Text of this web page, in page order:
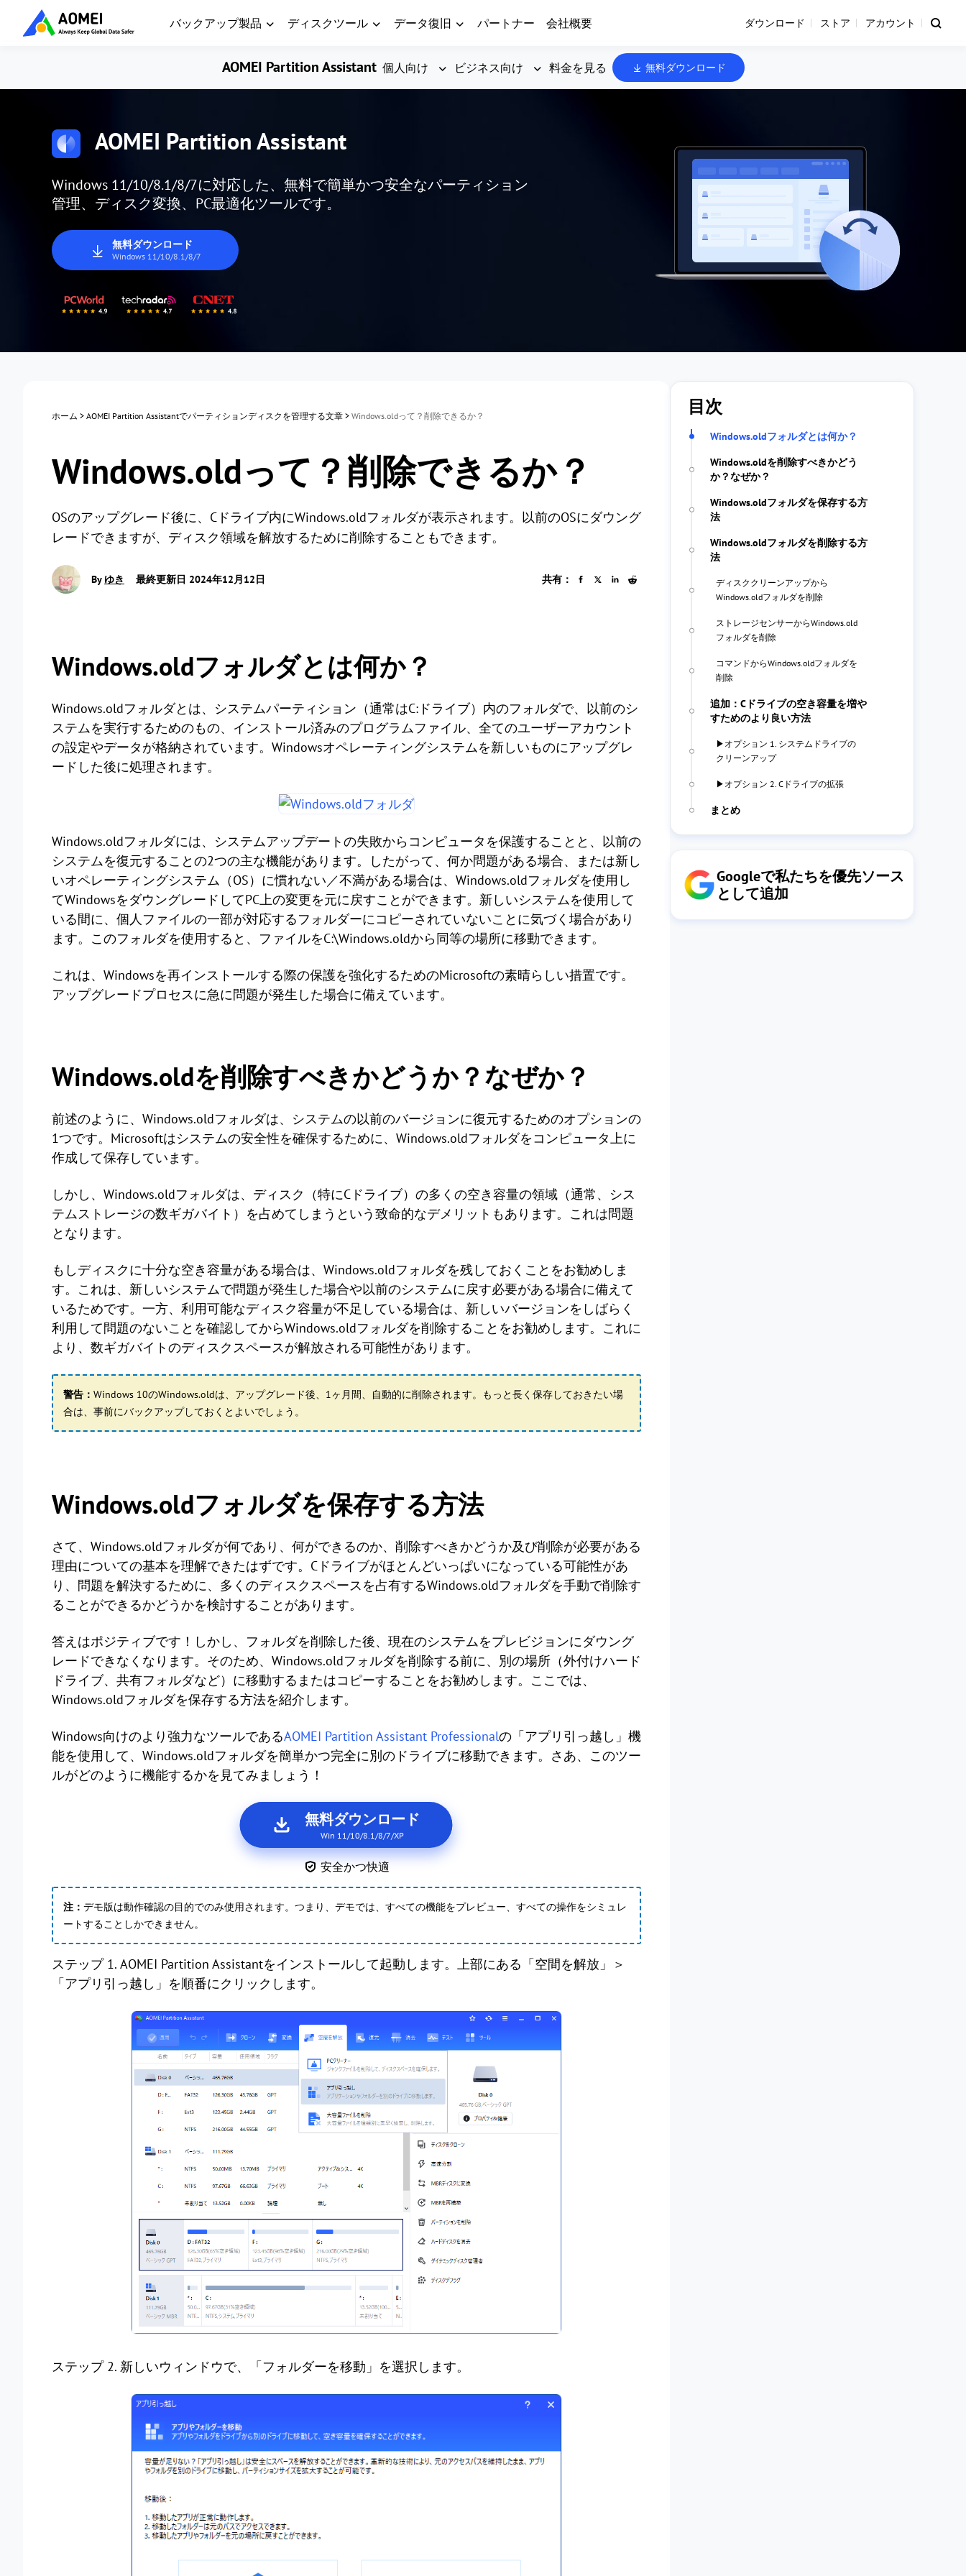
バックアップ製品 ディスクツール データ復旧 パートナー 会社概要 ダウンロード ストア アカウント
AOMEI Partition Assistant 個人向け ビジネス向け 料金を見る 無料ダウンロード
AOMEI Partition Assistant
Windows 11/10/8.1/8/7に対応した、無料で簡単かつ安全なパーティション
管理、ディスク変換、PC最適化ツールです。
無料ダウンロード
Windows 11/10/8.1/8/7
ホーム > AOMEI Partition Assistantでパーティションディスクを管理する文章 > Windows.oldって？削除できるか？
Windows.oldって？削除できるか？
OSのアップグレード後に、Cドライブ内にWindows.oldフォルダが表示されます。以前のOSにダウング
レードできますが、ディスク領域を解放するために削除することもできます。
By ゆき 最終更新日 2024年12月12日 共有：
Windows.oldフォルダとは何か？
Windows.oldフォルダとは、システムパーティション（通常はC:ドライブ）内のフォルダで、以前のシ
ステムを実行するためのもの、インストール済みのプログラムファイル、全てのユーザーアカウント
の設定やデータが格納されています。Windowsオペレーティングシステムを新しいものにアップグレ
ードした後に処理されます。
Windows.oldフォルダには、システムアップデートの失敗からコンピュータを保護することと、以前の
システムを復元することの2つの主な機能があります。したがって、何か問題がある場合、または新し
いオペレーティングシステム（OS）に慣れない／不満がある場合は、Windows.oldフォルダを使用し
てWindowsをダウングレードしてPC上の変更を元に戻すことができます。新しいシステムを使用して
いる間に、個人ファイルの一部が対応するフォルダーにコピーされていないことに気づく場合があり
ます。このフォルダを使用すると、ファイルをC:\Windows.oldから同等の場所に移動できます。
これは、Windowsを再インストールする際の保護を強化するためのMicrosoftの素晴らしい措置です。
アップグレードプロセスに急に問題が発生した場合に備えています。
Windows.oldを削除すべきかどうか？なぜか？
前述のように、Windows.oldフォルダは、システムの以前のバージョンに復元するためのオプションの
1つです。Microsoftはシステムの安全性を確保するために、Windows.oldフォルダをコンピュータ上に
作成して保存しています。
しかし、Windows.oldフォルダは、ディスク（特にCドライブ）の多くの空き容量の領域（通常、シス
テムストレージの数ギガバイト）を占めてしまうという致命的なデメリットもあります。これは問題
となります。
もしディスクに十分な空き容量がある場合は、Windows.oldフォルダを残しておくことをお勧めしま
す。これは、新しいシステムで問題が発生した場合や以前のシステムに戻す必要がある場合に備えて
いるためです。一方、利用可能なディスク容量が不足している場合は、新しいバージョンをしばらく
利用して問題のないことを確認してからWindows.oldフォルダを削除することをお勧めします。これに
より、数ギガバイトのディスクスペースが解放される可能性があります。
警告： Windows 10のWindows.oldは、アップグレード後、1ヶ月間、自動的に削除されます。もっと長く保存しておきたい場
合は、事前にバックアップしておくとよいでしょう。
Windows.oldフォルダを保存する方法
さて、Windows.oldフォルダが何であり、何ができるのか、削除すべきかどうか及び削除が必要がある
理由についての基本を理解できたはずです。Cドライブがほとんどいっぱいになっている可能性があ
り、問題を解決するために、多くのディスクスペースを占有するWindows.oldフォルダを手動で削除す
ることができるかどうかを検討することがあります。
答えはポジティブです！しかし、フォルダを削除した後、現在のシステムをプレビジョンにダウング
レードできなくなります。そのため、Windows.oldフォルダを削除する前に、別の場所（外付けハード
ドライブ、共有フォルダなど）に移動するまたはコピーすることをお勧めします。ここでは、
Windows.oldフォルダを保存する方法を紹介します。
Windows向けのより強力なツールであるAOMEI Partition Assistant Professionalの「アプリ引っ越し」機
能を使用して、Windows.oldフォルダを簡単かつ完全に別のドライブに移動できます。さあ、このツー
ルがどのように機能するかを見てみましょう！
無料ダウンロード
Win 11/10/8.1/8/7/XP
安全かつ快適
注： デモ版は動作確認の目的でのみ使用されます。つまり、デモでは、すべての機能をプレビュー、すべての操作をシミュレ
ートすることしかできません。
ステップ 1. AOMEI Partition Assistantをインストールして起動します。上部にある「空間を解放」＞
「アプリ引っ越し」を順番にクリックします。
ステップ 2. 新しいウィンドウで、「フォルダーを移動」を選択します。
目次
Windows.oldフォルダとは何か？
Windows.oldを削除すべきかどう
か？なぜか？
Windows.oldフォルダを保存する方
法
Windows.oldフォルダを削除する方
法
ディスククリーンアップから
Windows.oldフォルダを削除
ストレージセンサーからWindows.old
フォルダを削除
コマンドからWindows.oldフォルダを
削除
追加：Cドライブの空き容量を増や
すためのより良い方法
▶オプション 1. システムドライブの
クリーンアップ
▶オプション 2. Cドライブの拡張
まとめ
Googleで私たちを優先ソース
として追加